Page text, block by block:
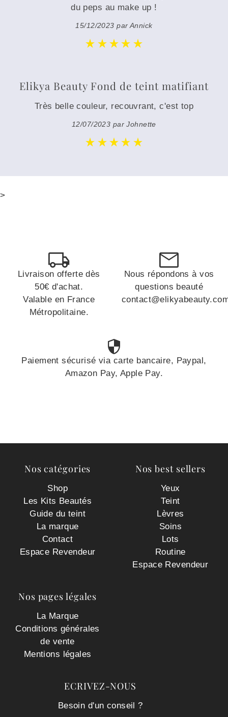
du peps au make up !
15/12/2023 par Annick
Elikya Beauty Fond de teint matifiant
Très belle couleur, recouvrant, c'est top
12/07/2023 par Johnette
>
Livraison offerte dès
50€ d'achat.
Valable en France
Métropolitaine.
Nous répondons à vos
questions beauté
Paiement sécurisé via carte bancaire, Paypal,
Amazon Pay, Apple Pay.
Nos catégories
Shop
Les Kits Beautés
Guide du teint
La marque
Contact
Espace Revendeur
Nos best sellers
Yeux
Teint
Lèvres
Soins
Lots
Routine
Espace Revendeur
Nos pages légales
La Marque
Conditions générales
de vente
Mentions légales
ECRIVEZ-NOUS
Besoin d'un conseil ?